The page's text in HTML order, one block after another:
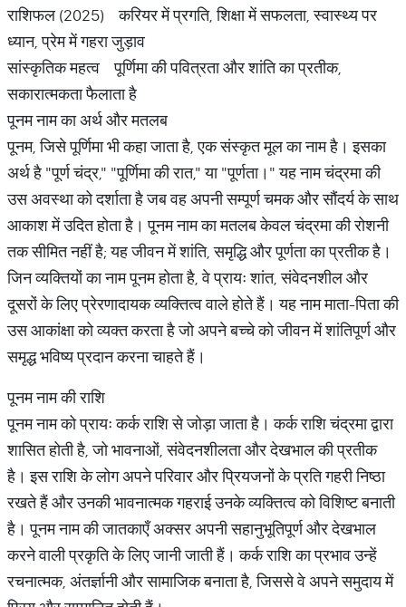
राशिफल (2025) करियर में प्रगति, शिक्षा में सफलता, स्वास्थ्य पर
ध्यान, प्रेम में गहरा जुड़ाव
सांस्कृतिक महत्व पूर्णिमा की पवित्रता और शांति का प्रतीक,
सकारात्मकता फैलाता है
पूनम नाम का अर्थ और मतलब
पूनम, जिसे पूर्णिमा भी कहा जाता है, एक संस्कृत मूल का नाम है। इसका
अर्थ है "पूर्ण चंद्र," "पूर्णिमा की रात," या "पूर्णता।" यह नाम चंद्रमा की
उस अवस्था को दर्शाता है जब वह अपनी सम्पूर्ण चमक और सौंदर्य के साथ
आकाश में उदित होता है। पूनम नाम का मतलब केवल चंद्रमा की रोशनी
तक सीमित नहीं है; यह जीवन में शांति, समृद्धि और पूर्णता का प्रतीक है।
जिन व्यक्तियों का नाम पूनम होता है, वे प्रायः शांत, संवेदनशील और
दूसरों के लिए प्रेरणादायक व्यक्तित्व वाले होते हैं। यह नाम माता-पिता की
उस आकांक्षा को व्यक्त करता है जो अपने बच्चे को जीवन में शांतिपूर्ण और
समृद्ध भविष्य प्रदान करना चाहते हैं।
पूनम नाम की राशि
पूनम नाम को प्रायः कर्क राशि से जोड़ा जाता है। कर्क राशि चंद्रमा द्वारा
शासित होती है, जो भावनाओं, संवेदनशीलता और देखभाल की प्रतीक
है। इस राशि के लोग अपने परिवार और प्रियजनों के प्रति गहरी निष्ठा
रखते हैं और उनकी भावनात्मक गहराई उनके व्यक्तित्व को विशिष्ट बनाती
है। पूनम नाम की जातकाएँ अक्सर अपनी सहानुभूतिपूर्ण और देखभाल
करने वाली प्रकृति के लिए जानी जाती हैं। कर्क राशि का प्रभाव उन्हें
रचनात्मक, अंतर्ज्ञानी और सामाजिक बनाता है, जिससे वे अपने समुदाय में